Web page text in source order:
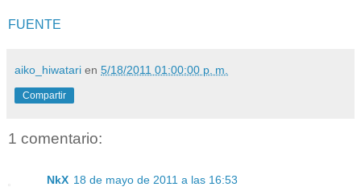
FUENTE
aiko_hiwatari en 5/18/2011 01:00:00 p. m.
Compartir
1 comentario:
NkX 18 de mayo de 2011 a las 16:53